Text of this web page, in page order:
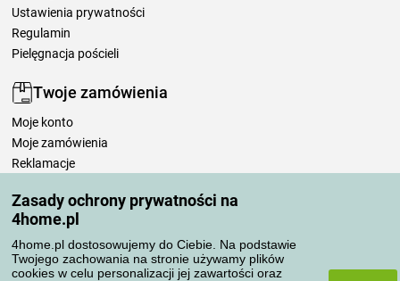
Zasady ochrony prywatności na
4home.pl
4home.pl dostosowujemy do Ciebie. Na podstawie
Twojego zachowania na stronie używamy plików
cookies w celu personalizacji jej zawartości oraz
Ustawienia prywatności
Regulamin
Pielęgnacja pościeli
Twoje zamówienia
Moje konto
Moje zamówienia
Reklamacje
Zasady przetwarzania recenzji
Sposoby transportu